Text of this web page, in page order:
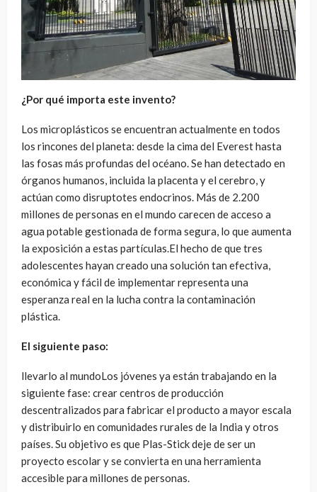
¿Por qué importa este invento?
Los microplásticos se encuentran actualmente en todos
los rincones del planeta: desde la cima del Everest hasta
las fosas más profundas del océano. Se han detectado en
órganos humanos, incluida la placenta y el cerebro, y
actúan como disruptotes endocrinos. Más de 2.200
millones de personas en el mundo carecen de acceso a
agua potable gestionada de forma segura, lo que aumenta
la exposición a estas partículas.El hecho de que tres
adolescentes hayan creado una solución tan efectiva,
económica y fácil de implementar representa una
esperanza real en la lucha contra la contaminación
plástica.
El siguiente paso:
llevarlo al mundoLos jóvenes ya están trabajando en la
siguiente fase: crear centros de producción
descentralizados para fabricar el producto a mayor escala
y distribuirlo en comunidades rurales de la India y otros
países. Su objetivo es que Plas-Stick deje de ser un
proyecto escolar y se convierta en una herramienta
accesible para millones de personas.